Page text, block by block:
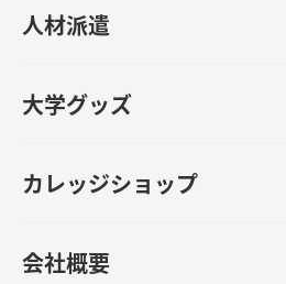
人材派遣
大学グッズ
カレッジショップ
会社概要